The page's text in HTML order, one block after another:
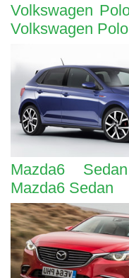
Volkswagen
Volkswagen
Mazda6
Mazda6 Sedan